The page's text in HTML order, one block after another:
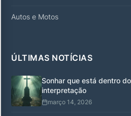
Autos e Motos
ÚLTIMAS NOTÍCIAS
Sonhar que está dentro
interpretação
março 14, 2026